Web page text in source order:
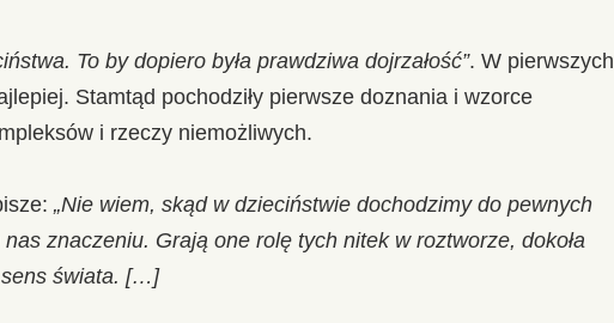
To by dopiero była prawdziwa dojrzałość”. W pierwszych
Stamtąd pochodziły pierwsze doznania i wzorce
i rzeczy niemożliwych.
„Nie wiem, skąd w dzieciństwie dochodzimy do pewnych
znaczeniu. Grają one rolę tych nitek w roztworze, dokoła
sens świata. […]